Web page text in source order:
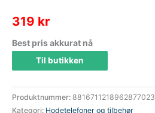
319 kr
Best pris akkurat nå
Til butikken
Produktnummer: 8816711218962877023
Kategori: Hodetelefoner og tilbehør